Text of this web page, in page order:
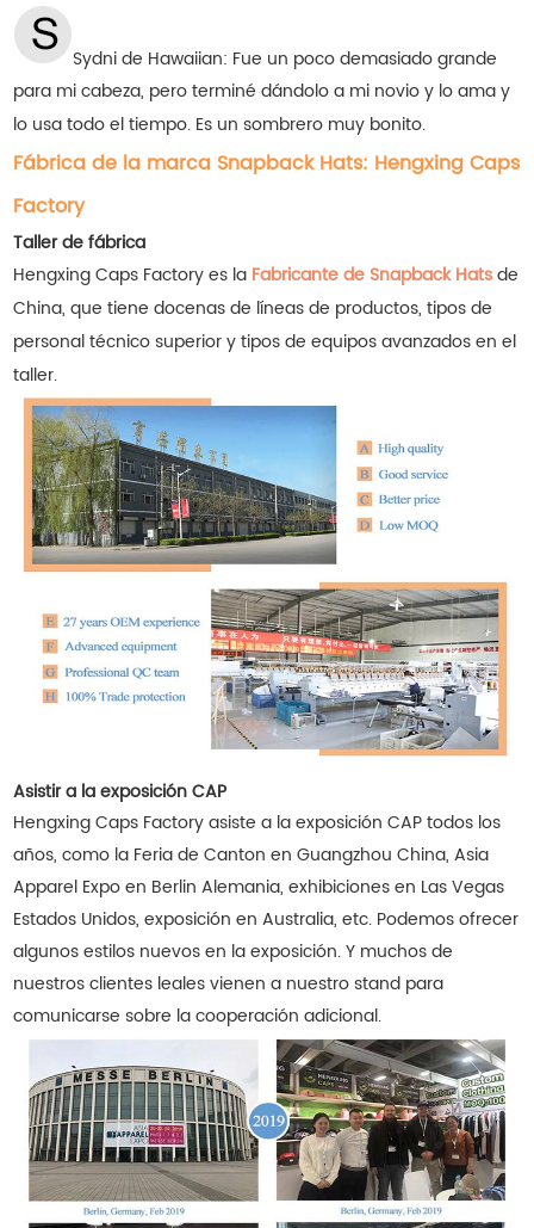
Sydni de Hawaiian: Fue un poco demasiado grande
para mi cabeza, pero terminé dándolo a mi novio y lo ama y
lo usa todo el tiempo. Es un sombrero muy bonito.
Fábrica de la marca Snapback Hats: Hengxing Caps
Factory
Taller de fábrica
Hengxing Caps Factory es la Fabricante de Snapback Hatsde
China, que tiene docenas de líneas de productos, tipos de
personal técnico superior y tipos de equipos avanzados en el
taller.
Asistir a la exposición CAP
Hengxing Caps Factory asiste a la exposición CAP todos los
años, como la Feria de Canton en Guangzhou China, Asia
Apparel Expo en Berlin Alemania, exhibiciones en Las Vegas
Estados Unidos, exposición en Australia, etc. Podemos ofrecer
algunos estilos nuevos en la exposición. Y muchos de
nuestros clientes leales vienen a nuestro stand para
comunicarse sobre la cooperación adicional.